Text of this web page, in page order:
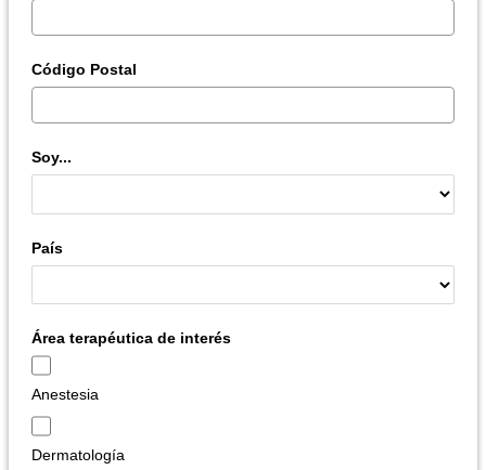
Código Postal
Soy...
País
Área terapéutica de interés
Anestesia
Dermatología